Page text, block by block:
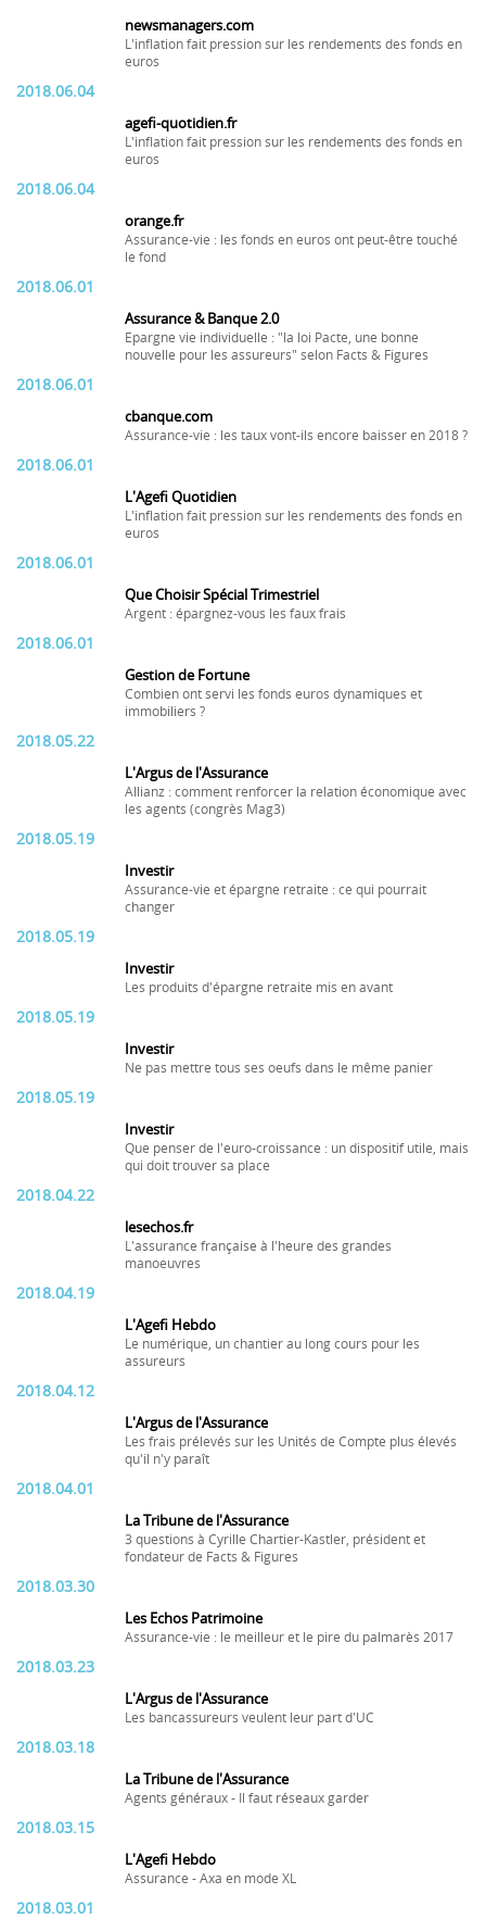
newsmanagers.com
L'inflation fait pression sur les rendements des fonds en
euros
2018.06.04
agefi-quotidien.fr
L'inflation fait pression sur les rendements des fonds en
euros
2018.06.04
orange.fr
Assurance-vie : les fonds en euros ont peut-être touché
le fond
2018.06.01
Assurance & Banque 2.0
Epargne vie individuelle : "la loi Pacte, une bonne
nouvelle pour les assureurs" selon Facts & Figures
2018.06.01
cbanque.com
Assurance-vie : les taux vont-ils encore baisser en 2018 ?
2018.06.01
L'Agefi Quotidien
L'inflation fait pression sur les rendements des fonds en
euros
2018.06.01
Que Choisir Spécial Trimestriel
Argent : épargnez-vous les faux frais
2018.06.01
Gestion de Fortune
Combien ont servi les fonds euros dynamiques et
immobiliers ?
2018.05.22
L'Argus de l'Assurance
Allianz : comment renforcer la relation économique avec
les agents (congrès Mag3)
2018.05.19
Investir
Assurance-vie et épargne retraite : ce qui pourrait
changer
2018.05.19
Investir
Les produits d'épargne retraite mis en avant
2018.05.19
Investir
Ne pas mettre tous ses oeufs dans le même panier
2018.05.19
Investir
Que penser de l'euro-croissance : un dispositif utile, mais
qui doit trouver sa place
2018.04.22
lesechos.fr
L'assurance française à l'heure des grandes
manoeuvres
2018.04.19
L'Agefi Hebdo
Le numérique, un chantier au long cours pour les
assureurs
2018.04.12
L'Argus de l'Assurance
Les frais prélevés sur les Unités de Compte plus élevés
qu'il n'y paraît
2018.04.01
La Tribune de l'Assurance
3 questions à Cyrille Chartier-Kastler, président et
fondateur de Facts & Figures
2018.03.30
Les Echos Patrimoine
Assurance-vie : le meilleur et le pire du palmarès 2017
2018.03.23
L'Argus de l'Assurance
Les bancassureurs veulent leur part d'UC
2018.03.18
La Tribune de l'Assurance
Agents généraux - Il faut réseaux garder
2018.03.15
L'Agefi Hebdo
Assurance - Axa en mode XL
2018.03.01